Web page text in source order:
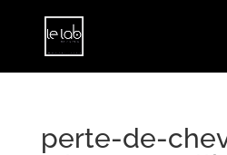
perte-de-